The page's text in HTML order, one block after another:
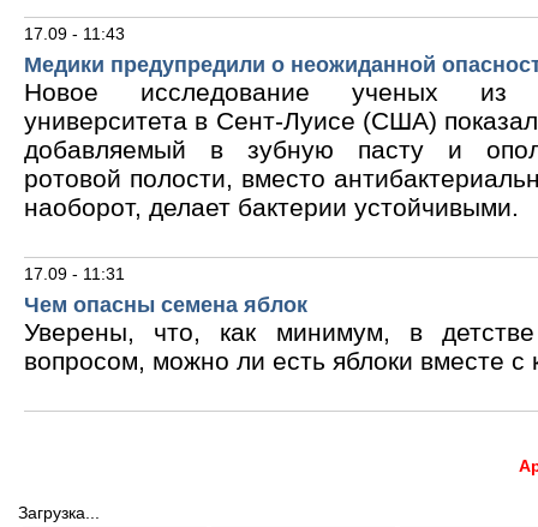
17.09 - 11:43
Медики предупредили о неожиданной
Новое исследование ученых из
университета в Сент-Луисе (США)
добавляемый в зубную пасту и
ротовой полости, вместо
наоборот, делает бактерии устойчивыми.
17.09 - 11:31
Чем опасны семена яблок
Уверены, что, как минимум, в
вопросом, можно ли есть яблоки вместе с
Загрузка...